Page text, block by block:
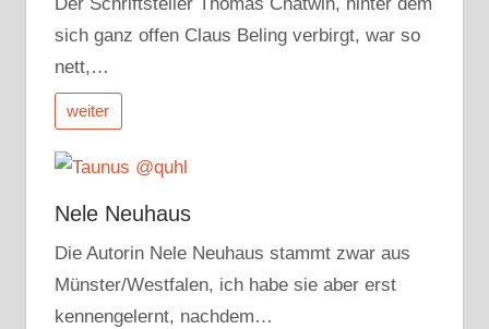
sich ganz offen Claus Beling verbirgt, war so
nett,…
weiter
Nele Neuhaus
Die Autorin Nele Neuhaus stammt zwar aus
Münster/Westfalen, ich habe sie aber erst
kennengelernt, nachdem…